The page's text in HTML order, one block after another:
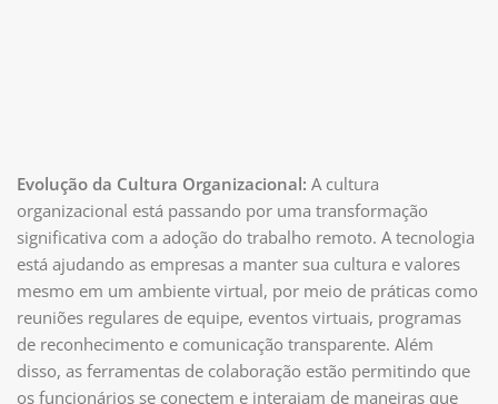
Evolução da Cultura Organizacional: A cultura
organizacional está passando por uma transformação
significativa com a adoção do trabalho remoto. A tecnologia
está ajudando as empresas a manter sua cultura e valores
mesmo em um ambiente virtual, por meio de práticas como
reuniões regulares de equipe, eventos virtuais, programas
de reconhecimento e comunicação transparente. Além
disso, as ferramentas de colaboração estão permitindo que
os funcionários se conectem e interajam de maneiras que